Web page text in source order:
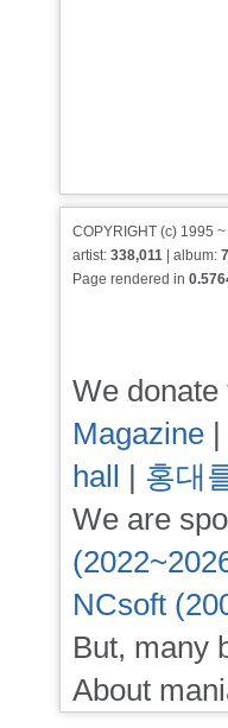
COPYRIGHT (c) 1995
artist: 338,011 | album:
Page rendered in
We donate
Magazine |
hall | 홍대
We are
NCsoft
But, many
About